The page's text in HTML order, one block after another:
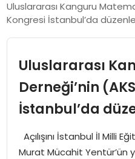
YAŞAM
EKONOMI
SPOR
Uluslararası Kanguru
Kongresi İstanbul’da
Uluslararası
Derneği’nin
İstanbul’da
Açılışını İstanbul İl Milli
Murat Mücahit Yentür’ün